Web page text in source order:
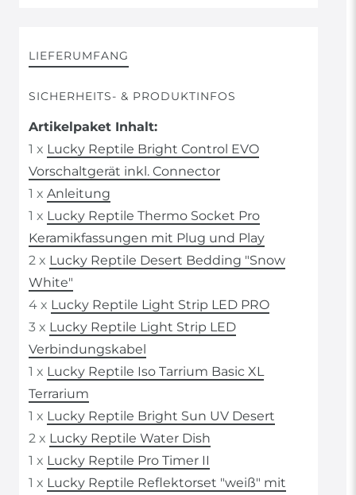
LIEFERUMFANG
SICHERHEITS- & PRODUKTINFOS
Artikelpaket Inhalt:
1 x Lucky Reptile Bright Control EVO
Vorschaltgerät inkl. Connector
1 x Anleitung
1 x Lucky Reptile Thermo Socket Pro
Keramikfassungen mit Plug und Play
2 x Lucky Reptile Desert Bedding "Snow
White"
4 x Lucky Reptile Light Strip LED PRO
3 x Lucky Reptile Light Strip LED
Verbindungskabel
1 x Lucky Reptile Iso Tarrium Basic XL
Terrarium
1 x Lucky Reptile Bright Sun UV Desert
2 x Lucky Reptile Water Dish
1 x Lucky Reptile Pro Timer II
1 x Lucky Reptile Reflektorset "weiß" mit